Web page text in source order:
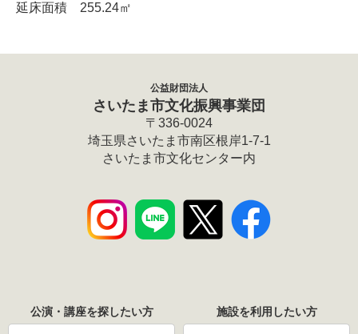
延床面積 255.24㎡
公益財団法人
さいたま市文化振興事業団
〒336-0024
埼玉県さいたま市南区根岸1-7-1
さいたま市文化センター内
公演・講座を探したい方 施設を利用したい方